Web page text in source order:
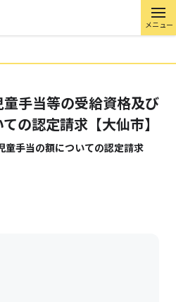
メニュー
童手当等の受給資格及び
の認定請求【大仙市】
童手当の額についての認定請求